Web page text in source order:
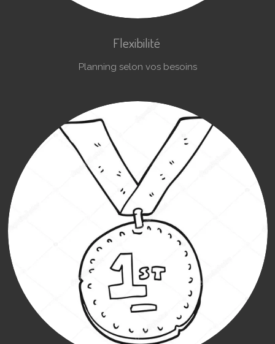
Flexibilité
Planning selon vos besoins